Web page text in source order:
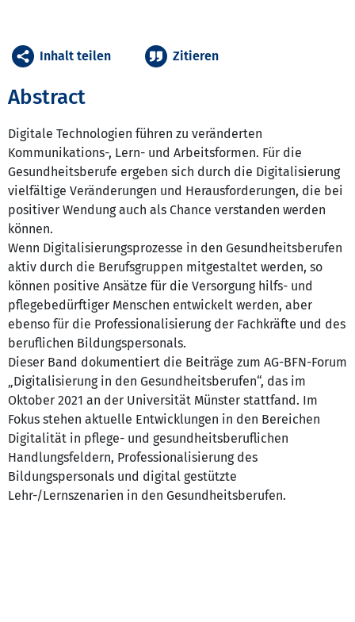
Abstract
Digitale Technologien führen zu veränderten
Kommunikations-, Lern- und Arbeitsformen. Für die
Gesundheitsberufe ergeben sich durch die Digitalisierung
vielfältige Veränderungen und Herausforderungen, die bei
positiver Wendung auch als Chance verstanden werden
können.
Wenn Digitalisierungsprozesse in den Gesundheitsberufen
aktiv durch die Berufsgruppen mitgestaltet werden, so
können positive Ansätze für die Versorgung hilfs- und
pflegebedürftiger Menschen entwickelt werden, aber
ebenso für die Professionalisierung der Fachkräfte und des
beruflichen Bildungspersonals.
Dieser Band dokumentiert die Beiträge zum AG-BFN-Forum
„Digitalisierung in den Gesundheitsberufen“, das im
Oktober 2021 an der Universität Münster stattfand. Im
Fokus stehen aktuelle Entwicklungen in den Bereichen
Digitalität in pflege- und gesundheitsberuflichen
Handlungsfeldern, Professionalisierung des
Bildungspersonals und digital gestützte
Lehr-/Lernszenarien in den Gesundheitsberufen.
Inhalt teilen Zitieren